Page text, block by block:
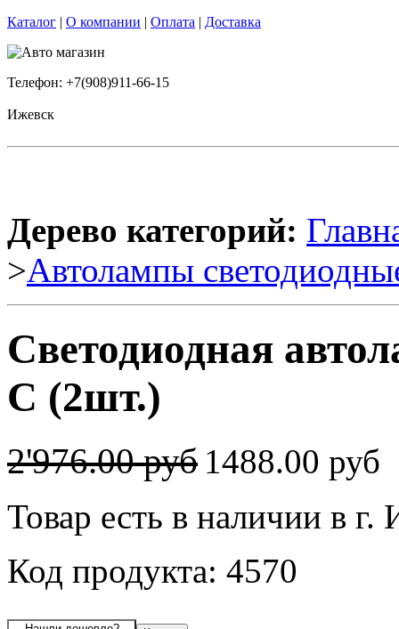
Каталог | О компании | Оплата | Доставка
Телефон: +7(908)911-66-15
Ижевск
Дерево категорий:
>Автолампы
Светодиодная
C (2шт.)
2'976.00 руб 1488.00 руб
Товар есть в наличии в г.
Код продукта: 4570